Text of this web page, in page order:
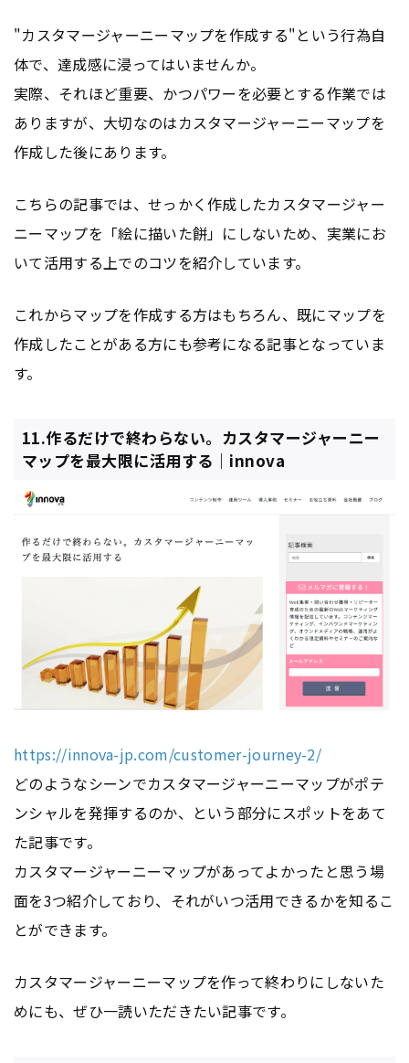
"カスタマージャーニーマップを作成する"という行為自
体で、達成感に浸ってはいませんか。
実際、それほど重要、かつパワーを必要とする作業では
ありますが、大切なのはカスタマージャーニーマップを
作成した後にあります。
こちらの記事では、せっかく作成したカスタマージャー
ニーマップを「絵に描いた餅」にしないため、実業にお
いて活用する上でのコツを紹介しています。
これからマップを作成する方はもちろん、既にマップを
作成したことがある方にも参考になる記事となっていま
す。
11.作るだけで終わらない。カスタマージャーニー
マップを最大限に活用する｜innova
https://innova-jp.com/customer-journey-2/
どのようなシーンでカスタマージャーニーマップがポテ
ンシャルを発揮するのか、という部分にスポットをあて
た記事です。
カスタマージャーニーマップがあってよかったと思う場
面を3つ紹介しており、それがいつ活用できるかを知るこ
とができます。
カスタマージャーニーマップを作って終わりにしないた
めにも、ぜひ一読いただきたい記事です。